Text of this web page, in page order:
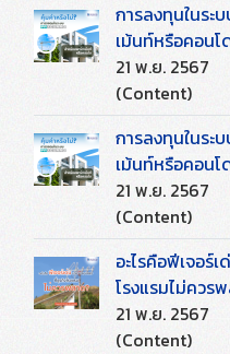
การลงทุนในระ
เม้นท์หรือคอนโ
21 พ.ย. 2567
(Content)
การลงทุนในระ
เม้นท์หรือคอนโ
21 พ.ย. 2567
(Content)
อะไรคือฟีเจอร์
โรงแรมไม่ควร
21 พ.ย. 2567
(Content)